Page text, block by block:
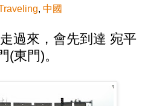
, 中國
過來，會先到達 宛平
(東門)。